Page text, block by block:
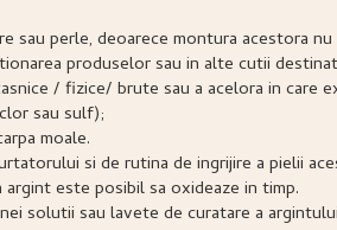
sau perle, deoarece montura acestora
produselor sau in alte cutii
/ fizice/ brute sau a acelora in care
sau sulf);
moale.
si de rutina de ingrijire a pielii
este posibil sa oxideaze in timp.
solutii sau lavete de curatare a